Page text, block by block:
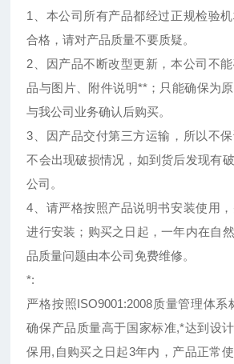
1、本公司所有产品都经过正规检验
合格，请对产品质量不要质疑。
2、因产品不断改型更新，本公司不
品与图片、附件说明**；只能确保为
与我公司业务确认后购买。
3、因产品交付第三方运输，所以不
不会出现破损情况，如到货后发现有
公司。
4、请严格按照产品说明书安装使用
进行安装；购买之日起，一年内在自
品质量问题由本公司免费维修。
*:
严格按照ISO9001:2008质量管理体
确保产品质量高于国家标准,*达到设
保用,自购买之日起3年内，产品正常